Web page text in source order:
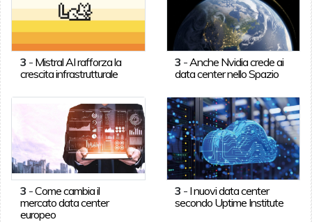
3 - Mistral AI rafforza la
crescita infrastrutturale
3 - Anche Nvidia crede ai
data center nello Spazio
3 -Come cambia il
mercato data center
europeo
3 - I nuovi data center
secondo Uptime Institute